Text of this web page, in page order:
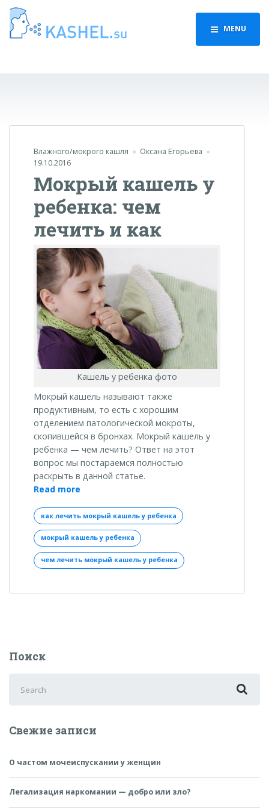
MENU
Влажного/мокрого кашля
Оксана Егорьева
19.10.2016
Мокрый кашель у
ребенка: чем
лечить и как
Кашель у ребенка фото
Мокрый кашель называют также
продуктивным, то есть с хорошим
отделением патологической мокроты,
скопившейся в бронхах. Мокрый кашель у
ребенка — чем лечить? Ответ на этот
вопрос мы постараемся полностью
раскрыть в данной статье.
Read more
у
ребенка:
чем
лечить
и
как лечить мокрый кашель у ребенка
мокрый кашель у ребенка
чем лечить мокрый кашель у ребенка
Поиск
for:
Свежие записи
О частом мочеиспускании у женщин
Легализация наркомании — добро или зло?